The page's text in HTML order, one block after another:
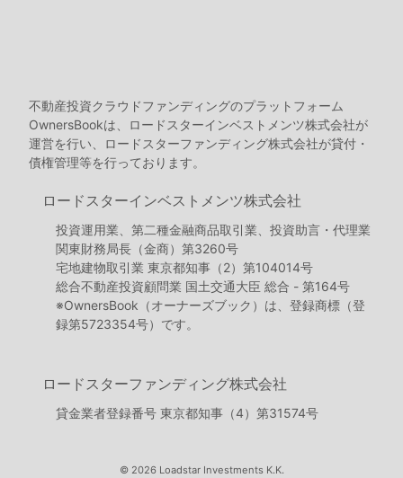
不動産投資クラウドファンディングのプラットフォーム
OwnersBookは、ロードスターインベストメンツ株式会社が
運営を行い、ロードスターファンディング株式会社が貸付・
債権管理等を行っております。
ロードスターインベストメンツ株式会社
投資運用業、第二種金融商品取引業、投資助言・代理業
関東財務局長（金商）第3260号
宅地建物取引業 東京都知事（2）第104014号
総合不動産投資顧問業 国土交通大臣 総合 - 第164号
※OwnersBook（オーナーズブック）は、登録商標（登
録第5723354号）です。
ロードスターファンディング株式会社
貸金業者登録番号 東京都知事（4）第31574号
© 2026 Loadstar Investments K.K.